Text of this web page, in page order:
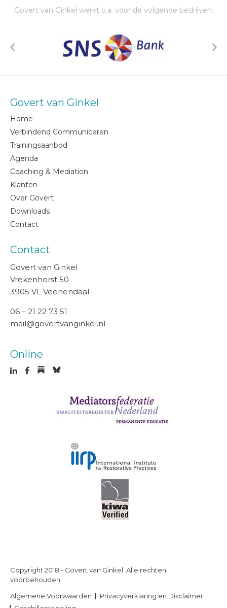
Govert van Ginkel werkt o.a. voor de volgende bedrijven:
Govert van Ginkel
Home
Verbindend Communiceren
Trainingsaanbod
Agenda
Coaching & Mediation
Klanten
Over Govert
Downloads
Contact
Contact
Govert van Ginkel
Vrekenhorst 50
3905 VL Veenendaal
06 – 21 22 73 51
mail@govertvanginkel.nl
Online
Copyright 2018 - Govert van Ginkel. Alle rechten
voorbehouden.
Algemene Voorwaarden
Privacyverklaring en Disclaimer